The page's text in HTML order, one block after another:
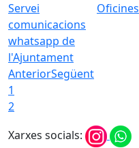
Servei
comunicacions
whatsapp de
l'Ajuntament
Oficines
AnteriorSegüent
1
2
Xarxes socials: